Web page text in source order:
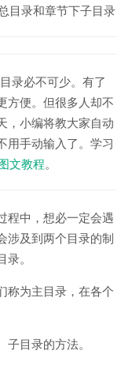
目录和章节下子目录
录必不可少。有了
方便。但很多人却不
，小编将教大家自动
用手动输入了。学习
文教程。
程中，想必一定会遇
涉及到两个目录的制
。
称为主目录，在各个
目录的方法。